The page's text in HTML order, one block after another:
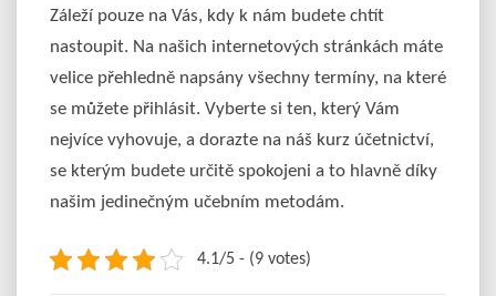
Záleží pouze na Vás, kdy k nám budete chtít
nastoupit. Na našich internetových stránkách máte
velice přehledně napsány všechny termíny, na které
se můžete přihlásit. Vyberte si ten, který Vám
nejvíce vyhovuje, a dorazte na náš kurz účetnictví,
se kterým budete určitě spokojeni a to hlavně díky
našim jedinečným učebním metodám.
4.1/5 - (9 votes)